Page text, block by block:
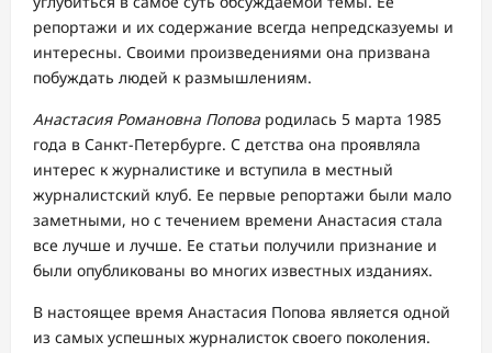
репортажи и их содержание всегда непредсказуемы и
интересны. Своими произведениями она призвана
побуждать людей к размышлениям.
Анастасия Романовна Попова родилась 5 марта 1985
года в Санкт-Петербурге. С детства она проявляла
интерес к журналистике и вступила в местный
журналистский клуб. Ее первые репортажи были мало
заметными, но с течением времени Анастасия стала
все лучше и лучше. Ее статьи получили признание и
были опубликованы во многих известных изданиях.
В настоящее время Анастасия Попова является одной
из самых успешных журналисток своего поколения.